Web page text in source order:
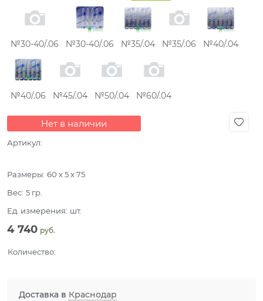
№30-40/.06 №30-40/.06 №35/.04 №35/.06 №40/.04
№40/.06 №45/.04 №50/.04 №60/.04
Нет в наличии
Артикул:
Размеры: 60 x 5 x 75
Вес: 5 гр.
Ед. измерения: шт.
4 740 руб.
Количество:
Доставка в Краснодар